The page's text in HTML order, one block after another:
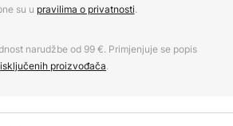
su u pravilima o privatnosti.
narudžbe od 99 €. Primjenjuje se popis
isključenih proizvođača.